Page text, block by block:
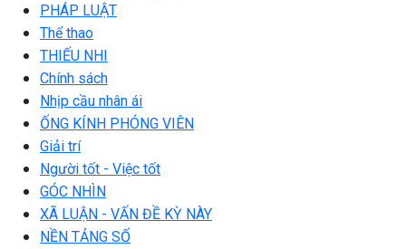
PHÁP LUẬT
Thể thao
THIẾU NHI
Chính sách
Nhịp cầu nhân ái
ỐNG KÍNH PHÓNG VIÊN
Giải trí
Người tốt - Việc tốt
GÓC NHÌN
XÃ LUẬN - VẤN ĐỀ KỲ NÀY
NỀN TẢNG SỐ